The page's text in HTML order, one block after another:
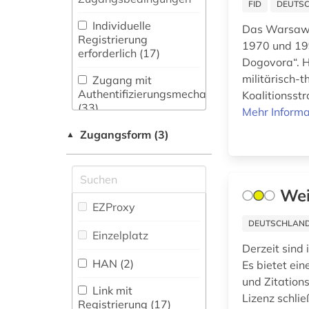
Maschinenbau (2)
Mathematik (9)
Kommunikationswissenschaften,
Kommunikationsdesign (19)
(7)
Natur- und
Umweltschutz (6)
Pädagogik (7)
Philosophie (7)
avantgarde (1)
baurecht (1)
bayerische
staatsbibliothek (1)
bayern (1)
behörde (1)
bericht (1)
bibliografie (20)
bibliographie (23)
bibliographie 1700-
1900 (1)
Zeitungs-,
Zeitschriftenbibliographie
(40)
Individuelle
Registrierung
erforderlich (17)
Zugang mit
Authentifizierungsmechanismen
(33)
▲ Zugangsform (3)
EZProxy
Einzelplatz
HAN (2)
Link mit
Registrierung (17)
FID
Das
1970 und
Dogovora“.
militärisch-
Mehr
Derzeit sind
Es bietet
und
Lizenz